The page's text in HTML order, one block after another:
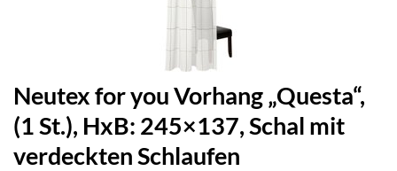
Neutex for you Vorhang „Questa“,
(1 St.), HxB: 245×137, Schal mit
verdeckten Schlaufen